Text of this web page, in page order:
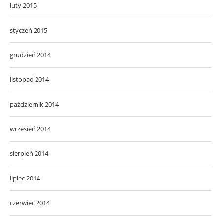
luty 2015
styczeń 2015
grudzień 2014
listopad 2014
październik 2014
wrzesień 2014
sierpień 2014
lipiec 2014
czerwiec 2014